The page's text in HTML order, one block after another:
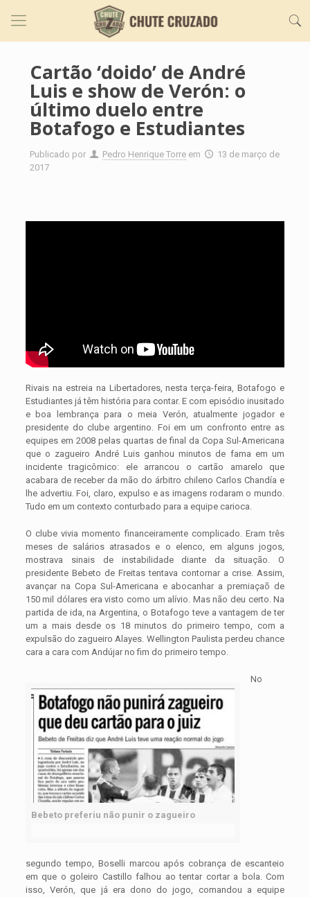
Cartão ‘doido’ de André
Luis e show de Verón: o
último duelo entre
Botafogo e Estudiantes
Publicado por Pedro Henrique Torre em
13 de março de
2017
Rivais na estreia na Libertadores, nesta terça-feira, Botafogo e
Estudiantes já têm história para contar. E com episódio inusitado
e boa lembrança para o meia Verón, atualmente jogador e
presidente do clube argentino. Foi em um confronto entre as
equipes em 2008 pelas quartas de final da Copa Sul-Americana
que o zagueiro André Luis ganhou minutos de fama em um
incidente tragicômico: ele arrancou o cartão amarelo que
acabara de receber da mão do árbitro chileno Carlos Chandía e
lhe advertiu. Foi, claro, expulso e as imagens rodaram o mundo.
Tudo em um contexto conturbado para a equipe carioca.
O clube vivia momento financeiramente complicado. Eram três
meses de salários atrasados e o elenco, em alguns jogos,
mostrava sinais de instabilidade diante da situação. O
presidente Bebeto de Freitas tentava contornar a crise. Assim,
avançar na Copa Sul-Americana e abocanhar a premiaçaõ de
150 mil dólares era visto como um alívio. Mas não deu certo. Na
partida de ida, na Argentina, o Botafogo teve a vantagem de ter
um a mais desde os 18 minutos do primeiro tempo, com a
expulsão do zagueiro Alayes. Wellington Paulista perdeu chance
cara a cara com Andújar no fim do primeiro tempo.
Bebeto preferiu não punir o zagueiro
No
segundo tempo, Boselli marcou após cobrança de escanteio
em que o goleiro Castillo falhou ao tentar cortar a bola. Com
isso, Verón, que já era dono do jogo, comandou a equipe